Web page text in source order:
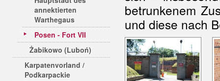
annektierten
Warthegaus
Posen - Fort VII
Żabikowo (Luboń)
Karpatenvorland /
Podkarpackie
betrunkenem
und diese nach